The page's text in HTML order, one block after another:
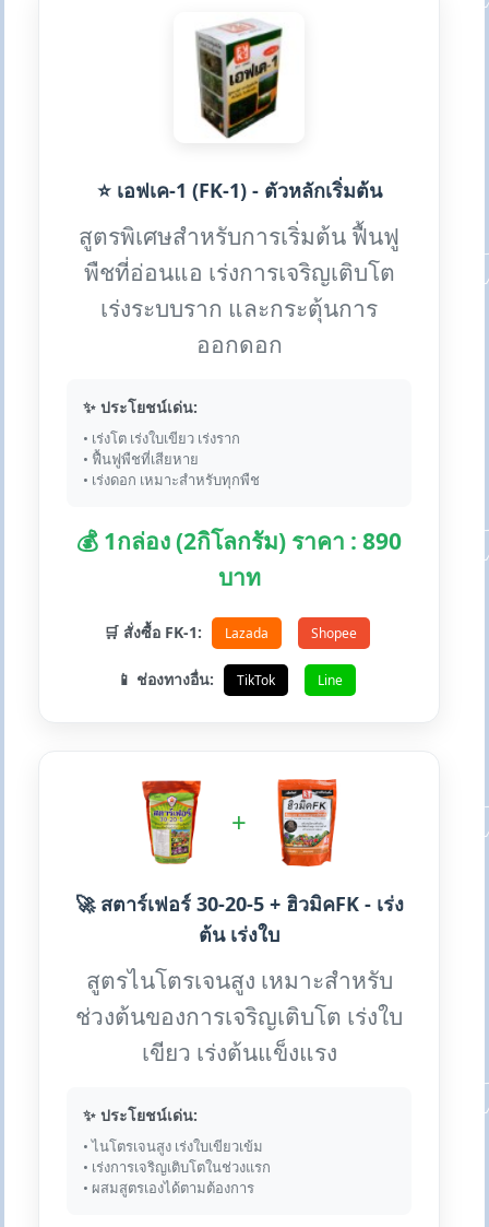
⭐ เอฟเค-1 (FK-1) - ตัวหลักเริ่มต้น
สูตรพิเศษสำหรับการเริ่มต้น ฟื้นฟู
พืชที่อ่อนแอ เร่งการเจริญเติบโต
เร่งระบบราก และกระตุ้นการ
ออกดอก
✨ ประโยชน์เด่น:
• เร่งโต เร่งใบเขียว เร่งราก
• ฟื้นฟูพืชที่เสียหาย
• เร่งดอก เหมาะสำหรับทุกพืช
💰 1กล่อง (2กิโลกรัม) ราคา : 890
บาท
🛒 สั่งซื้อ FK-1: Lazada Shopee
📱 ช่องทางอื่น: TikTok Line
+
🚀 สตาร์เฟอร์ 30-20-5 + ฮิวมิคFK - เร่ง
ต้น เร่งใบ
สูตรไนโตรเจนสูง เหมาะสำหรับ
ช่วงต้นของการเจริญเติบโต เร่งใบ
เขียว เร่งต้นแข็งแรง
✨ ประโยชน์เด่น:
• ไนโตรเจนสูง เร่งใบเขียวเข้ม
• เร่งการเจริญเติบโตในช่วงแรก
• ผสมสูตรเองได้ตามต้องการ